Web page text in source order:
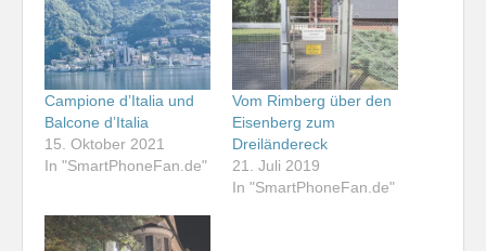
Campione d’Italia und
Balcone d’Italia
15. Oktober 2021
In "SmartPhoneFan.de"
Vom Rimberg über den
Eisenberg zum
Dreiländereck
21. Juli 2019
In "SmartPhoneFan.de"